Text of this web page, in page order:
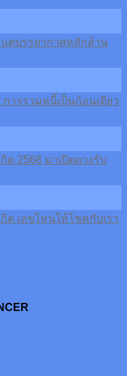
ต่บรรยากาศหลักล้าน
ารรวมหนี้เป็นก้อนเดียว
ด 2568 มาเปิดดวงรับ
ด เลขไหนให้โชคกับเรา